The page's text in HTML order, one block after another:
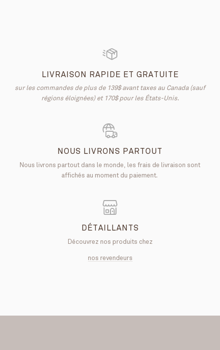
LIVRAISON RAPIDE ET GRATUITE
sur les commandes de plus de 139$ avant taxes au Canada (sauf
régions éloignées) et 170$ pour les États-Unis.
NOUS LIVRONS PARTOUT
Nous livrons partout dans le monde, les frais de livraison sont
affichés au moment du paiement.
DÉTAILLANTS
Découvrez nos produits chez
nos revendeurs